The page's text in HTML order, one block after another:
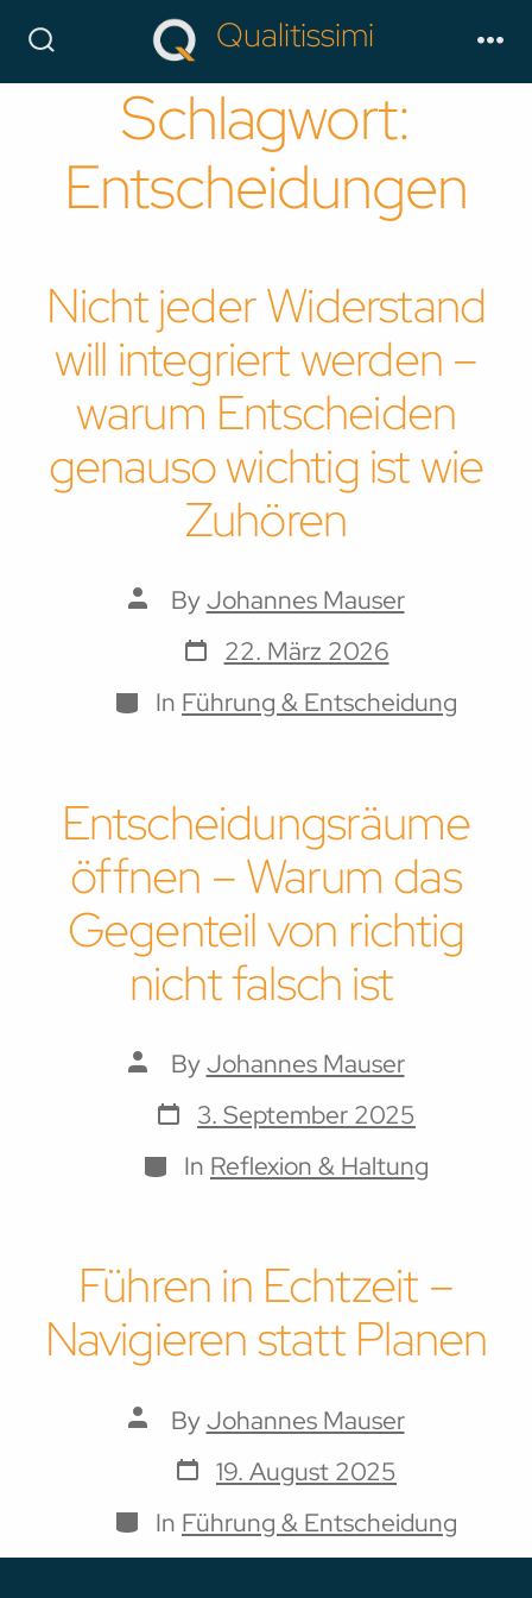
contentToggle
Qualitissimi
Schlagwort:
Entscheidungen
Nicht jeder Widerstand
will integriert werden –
warum Entscheiden
genauso wichtig ist wie
Zuhören
Post
author
ByJohannes Mauser
Post
date
22. März 2026
Categories
In Führung & Entscheidung
Entscheidungsräume
öffnen – Warum das
Gegenteil von richtig
nicht falsch ist
Post
author
ByJohannes Mauser
Post
date
3. September 2025
Categories
In Reflexion & Haltung
Führen in Echtzeit –
Navigieren statt Planen
Post
author
ByJohannes Mauser
Post
date
19. August 2025
Categories
In Führung & Entscheidung